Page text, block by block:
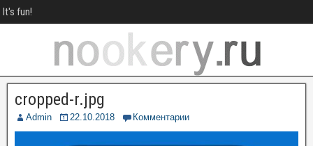
It's fun!
cropped-r.jpg
Admin 22.10.2018 Комментарии